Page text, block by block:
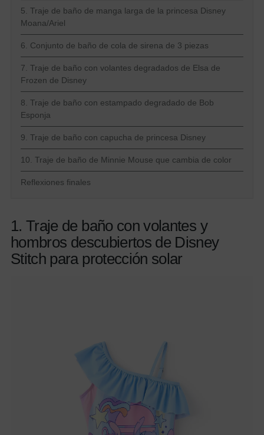
5. Traje de baño de manga larga de la princesa Disney
Moana/Ariel
6. Conjunto de baño de cola de sirena de 3 piezas
7. Traje de baño con volantes degradados de Elsa de
Frozen de Disney
8. Traje de baño con estampado degradado de Bob
Esponja
9. Traje de baño con capucha de princesa Disney
10. Traje de baño de Minnie Mouse que cambia de color
Reflexiones finales
1. Traje de baño con volantes y
hombros descubiertos de Disney
Stitch para protección solar